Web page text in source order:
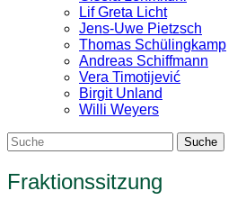
Lif Greta Licht
Jens-Uwe Pietzsch
Thomas Schülingkamp
Andreas Schiffmann
Vera Timotijević
Birgit Unland
Willi Weyers
Fraktionssitzung